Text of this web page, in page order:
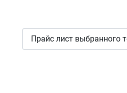
Прайс лист выбранного